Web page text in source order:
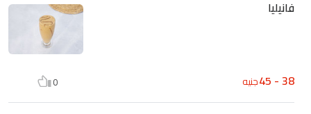
فانيليا
38 - 45 جنيه 0